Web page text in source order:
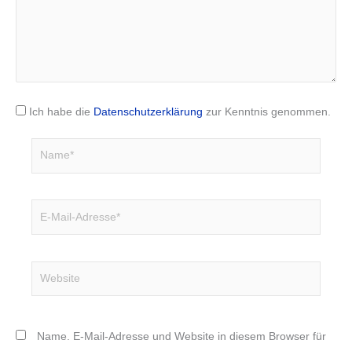
Ich habe die Datenschutzerklärung zur Kenntnis genommen.
Mail-
Name, E-Mail-Adresse und Website in diesem Browser für